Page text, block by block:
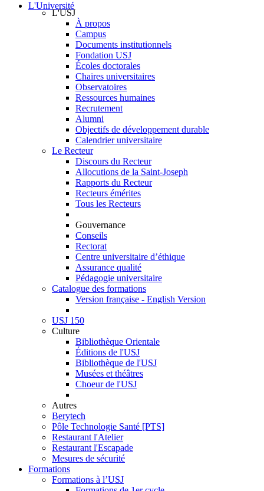
L'Université
L'USJ
À propos
Campus
Documents institutionnels
Fondation USJ
Écoles doctorales
Chaires universitaires
Observatoires
Ressources humaines
Recrutement
Alumni
Objectifs de développement durable
Calendrier universitaire
Le Recteur
Discours du Recteur
Allocutions de la Saint-Joseph
Rapports du Recteur
Recteurs émérites
Tous les Recteurs
Gouvernance
Conseils
Rectorat
Centre universitaire d’éthique
Assurance qualité
Pédagogie universitaire
Catalogue des formations
Version française - English Version
USJ 150
Culture
Bibliothèque Orientale
Éditions de l'USJ
Bibliothèque de l'USJ
Musées et théâtres
Choeur de l'USJ
Autres
Berytech
Pôle Technologie Santé [PTS]
Restaurant l'Atelier
Restaurant l'Escapade
Mesures de sécurité
Formations
Formations à l’USJ